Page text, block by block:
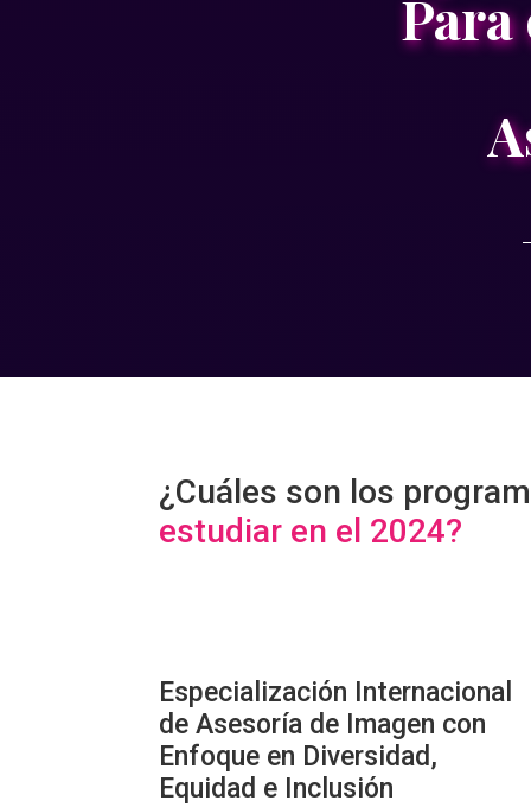
¿Cuáles son los
estudiar en el 2024?
Especialización Internacional
de Asesoría de Imagen con
Enfoque en Diversidad,
Equidad e Inclusión